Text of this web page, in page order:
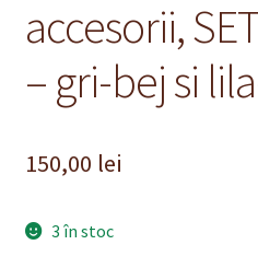
accesorii,
– gri-bej si
150,00 lei
3 în stoc